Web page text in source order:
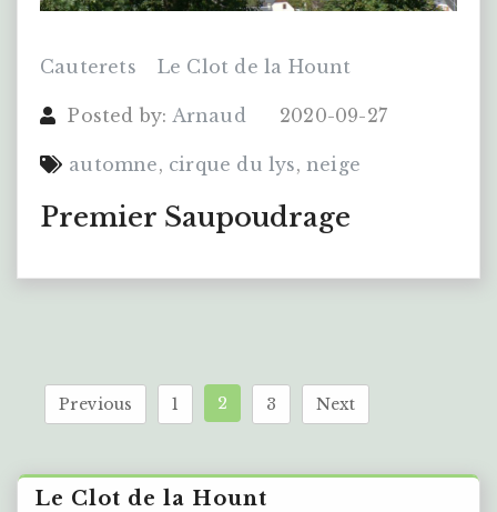
Cauterets Le Clot de la Hount
Posted by: Arnaud 2020-09-27
automne, cirque du lys, neige
Premier Saupoudrage
Previous 1 2 3 Next
Le Clot de la Hount